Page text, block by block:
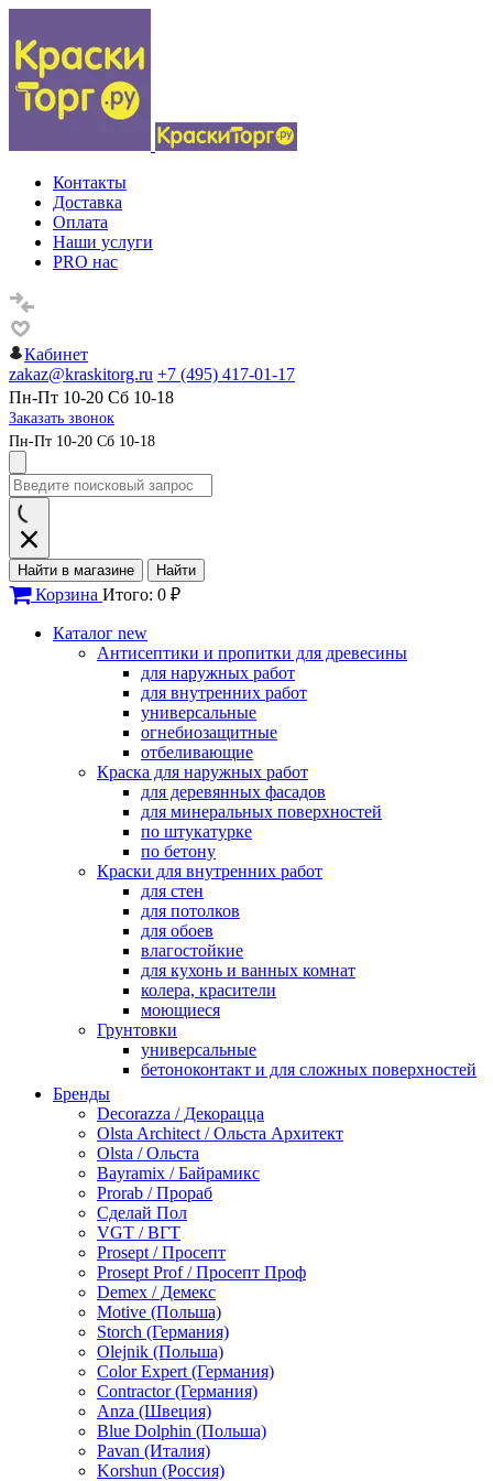
Контакты
Доставка
Оплата
Наши услуги
PRO нас
Кабинет
zakaz@kraskitorg.ru +7 (495) 417-01-17
Пн-Пт 10-20 Сб 10-18
Заказать звонок
Пн-Пт 10-20 Сб 10-18
Найти в магазине Найти
Корзина Итого: 0 ₽
Каталог new
Антисептики и пропитки для древесины
для наружных работ
для внутренних работ
универсальные
огнебиозащитные
отбеливающие
Краска для наружных работ
для деревянных фасадов
для минеральных поверхностей
по штукатурке
по бетону
Краски для внутренних работ
для стен
для потолков
для обоев
влагостойкие
для кухонь и ванных комнат
колера, красители
моющиеся
Грунтовки
универсальные
бетоноконтакт и для сложных поверхностей
по металлу
антикорозийные
под декоративные штукатурки
для гипсокартона
под штукатурку
Герметик
акриловые
силиконовые универсальные, нейтральные
силиконовые санитарные (антигрибковые)
шовные для срубов
для кровли
для каминов
полиуретановые
Декоративные штукатурки и краски
краски для декора, патина
мокрый шелк
венецианские (эффект мрамора)
песок (эффект песчаных вихрей)
декоративная шпаклевка
Бренды
Decorazza / Декорацца
Olsta Architect / Ольста Архитект
Olsta / Ольста
Bayramix / Байрамикс
Prorab / Прораб
Сделай Пол
VGT / ВГТ
Prosept / Просепт
Prosept Prof / Просепт Проф
Demex / Демекс
Motive (Польша)
Storch (Германия)
Olejnik (Польша)
Color Expert (Германия)
Contractor (Германия)
Anza (Швеция)
Blue Dolphin (Польша)
Pavan (Италия)
Korshun (Россия)